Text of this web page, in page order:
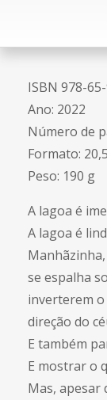
ISBN 978-
Ano: 2022
Número de
Formato:
Peso: 190 g
A lagoa é
A lagoa é
se espalha
inverterem
direção do
E também
E mostrar o
Mas, apesar